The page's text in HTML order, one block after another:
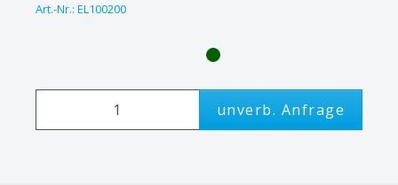
Art.-Nr.: EL100200
unverb. Anfrage